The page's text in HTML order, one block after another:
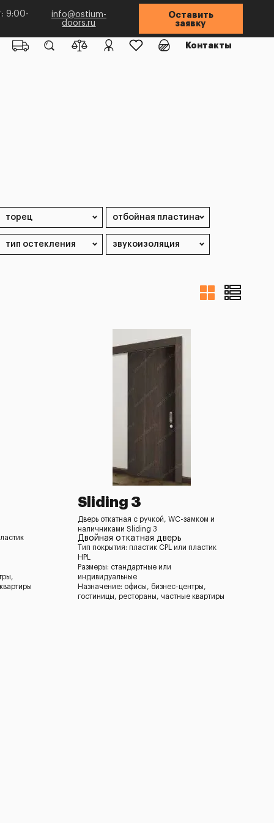
9:00-
info@ostium-
doors.ru
Оставить
заявку
Контакты
Sliding 3
Дверь откатная с ручкой, WC-замком и
наличниками Sliding 3
Двойная откатная дверь
Тип покрытия: пластик CPL или пластик
HPL
Размеры: стандартные или
индивидуальные
Назначение: офисы, бизнес-центры,
гостиницы, рестораны, частные квартиры